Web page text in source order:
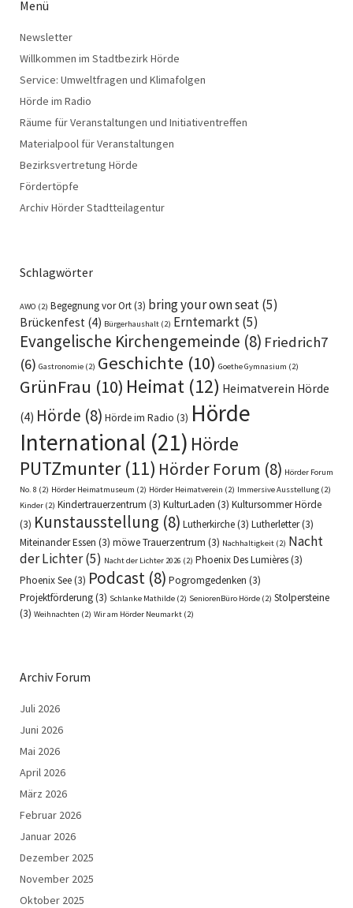
Menü
Newsletter
Willkommen im Stadtbezirk Hörde
Service: Umweltfragen und Klimafolgen
Hörde im Radio
Räume für Veranstaltungen und Initiativentreffen
Materialpool für Veranstaltungen
Bezirksvertretung Hörde
Fördertöpfe
Archiv Hörder Stadtteilagentur
Schlagwörter
AWO (2) Begegnung vor Ort(3) bring your own seat(5)
Brückenfest (4) Bürgerhaushalt (2) Erntemarkt(5)
Evangelische Kirchengemeinde (8) Friedrich7
(6) Gastronomie (2) Geschichte (10) Goethe Gymnasium (2)
GrünFrau (10) Heimat (12) Heimatverein Hörde
(4) Hörde (8) Hörde im Radio (3) Hörde
International (21) Hörde
PUTZmunter(11) Hörder Forum (8) Hörder Forum
No. 8 (2) Hörder Heimatmuseum (2) Hörder Heimatverein (2) Immersive Ausstellung (2)
Kinder (2) Kindertrauerzentrum (3) KulturLaden (3) Kultursommer Hörde
(3) Kunstausstellung (8) Lutherkirche(3) Lutherletter(3)
Miteinander Essen (3) möwe Trauerzentrum (3) Nachhaltigkeit (2) Nacht
der Lichter(5) Nacht der Lichter 2026 (2) Phoenix Des Lumières(3)
Phoenix See(3) Podcast (8) Pogromgedenken (3)
Projektförderung(3) Schlanke Mathilde (2) SeniorenBüro Hörde (2) Stolpersteine
(3) Weihnachten (2) Wir am Hörder Neumarkt (2)
Archiv Forum
Juli 2026
Juni 2026
Mai 2026
April 2026
März 2026
Februar 2026
Januar 2026
Dezember 2025
November 2025
Oktober 2025